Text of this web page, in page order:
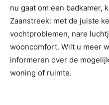
nu gaat om een badkamer,
Zaanstreek: met de juiste
vochtproblemen, nare
wooncomfort. Wilt u meer
informeren over de
woning of ruimte.